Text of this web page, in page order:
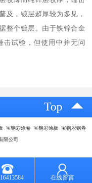
及，镀层超厚较为多见，
整个镀层。由于铁锌合金
击试验，但使用中并无问
Top
宝钢彩涂卷 宝钢彩涂板 宝钢彩钢卷
限公司
在线留言